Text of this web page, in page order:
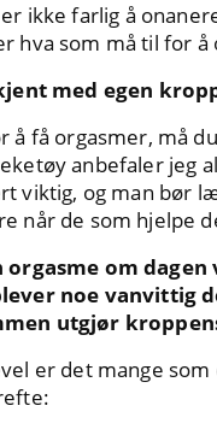
ikke farlig å
hva som må til for å
med egen
å få orgasmer, må
anbefaler jeg
viktig, og man bør
når de som hjelpe
orgasme om
noe vanvittig
utgjør
er det mange